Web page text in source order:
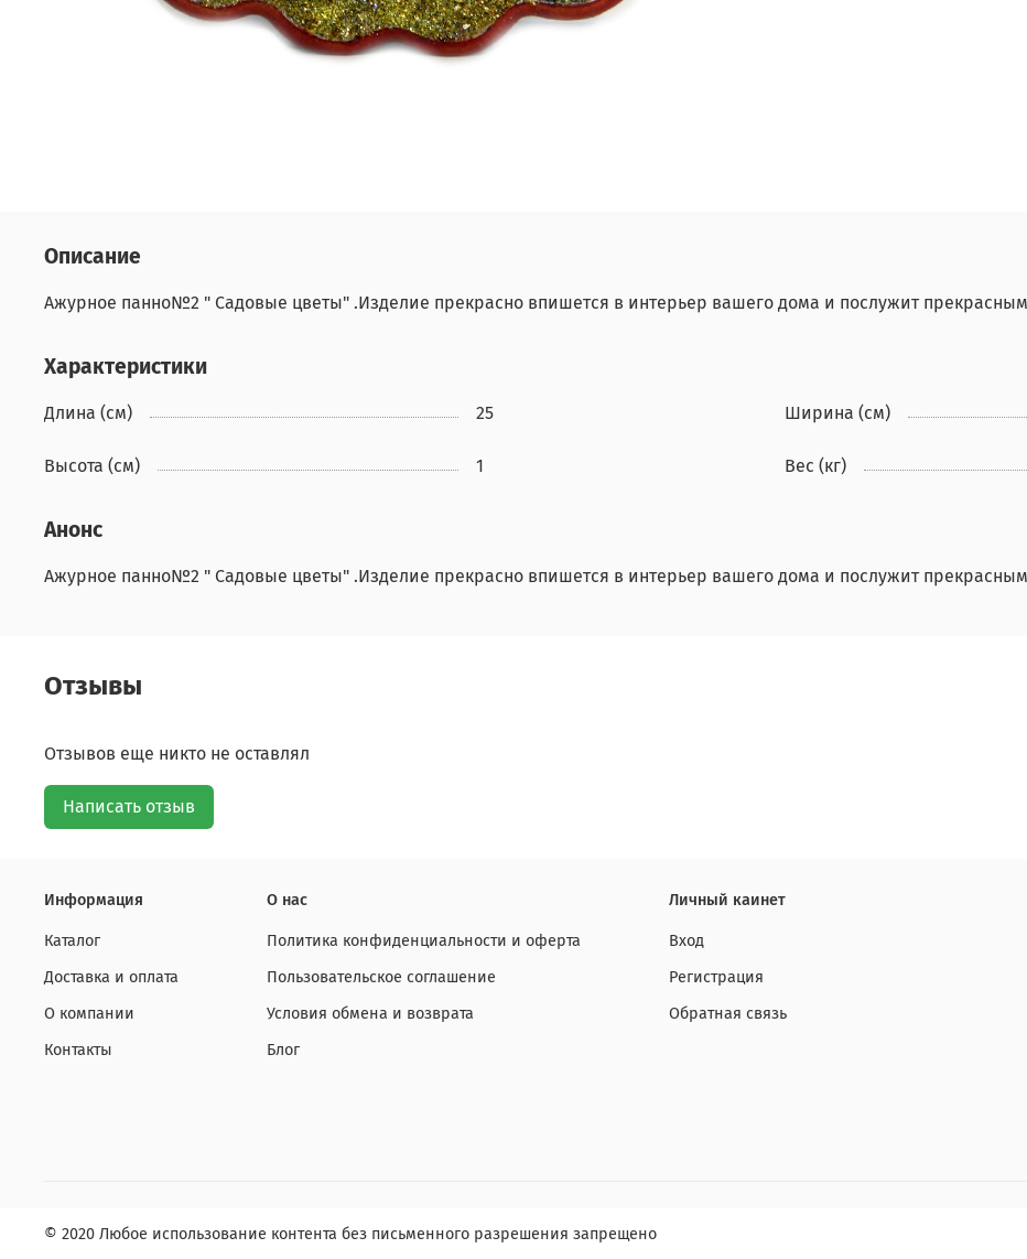
Описание
Ажурное панно№2 " Садовые цветы" .Изделие прекрасно впишется в интерьер вашего дома и послужит
Характеристики
Длина (см) 25 Ширина (см)
Высота (см) 1 Вес (кг)
Анонс
Ажурное панно№2 " Садовые цветы" .Изделие прекрасно впишется в интерьер вашего дома и послужит
Отзывы
Отзывов еще никто не оставлял
Написать отзыв
Информация
Каталог
Доставка и оплата
О компании
Контакты
О нас
Политика конфиденциальности и оферта
Пользовательское соглашение
Условия обмена и возврата
Блог
Личный каинет
Вход
Регистрация
Обратная связь
© 2020 Любое использование контента без письменного разрешения запрещено